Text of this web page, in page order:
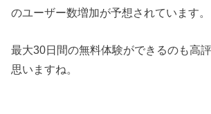
のユーザー数増加が予想されています。
最大30日間の無料体験ができるのも高
思いますね。